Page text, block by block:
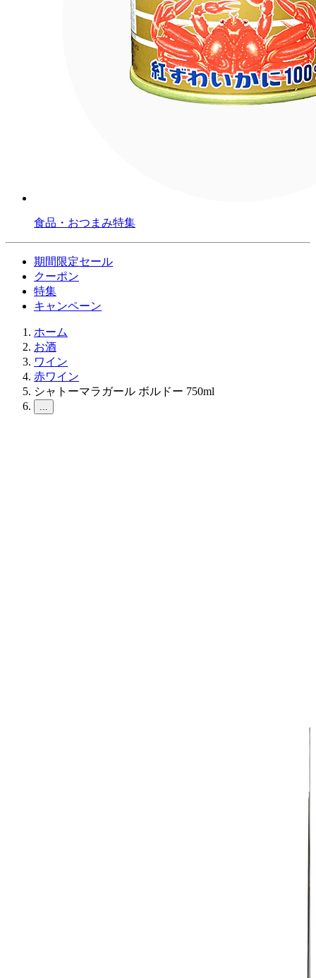
食品・おつまみ特集
期間限定セール
クーポン
特集
キャンペーン
ホーム
お酒
ワイン
赤ワイン
シャトーマラガール ボルドー 750ml
...